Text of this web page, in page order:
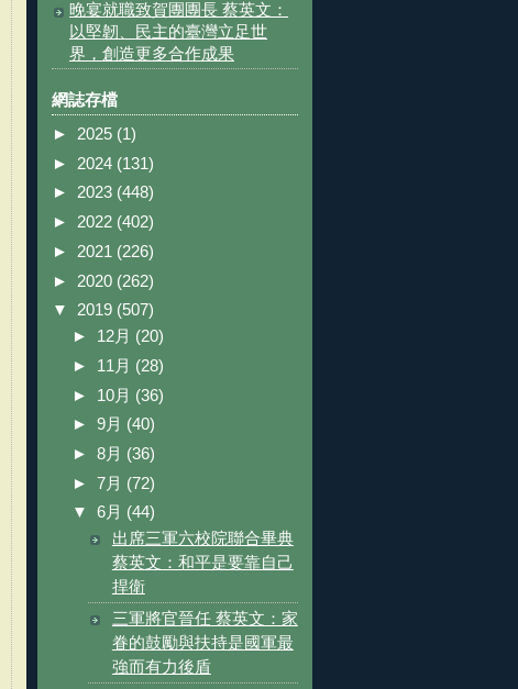
晚宴就職致賀團團長 蔡英文：
以堅韌、民主的臺灣立足世
界，創造更多合作成果
網誌存檔
► 2025 (1)
► 2024 (131)
► 2023 (448)
► 2022 (402)
► 2021 (226)
► 2020 (262)
▼ 2019 (507)
► 12月 (20)
► 11月 (28)
► 10月 (36)
► 9月 (40)
► 8月 (36)
► 7月 (72)
▼ 6月 (44)
出席三軍六校院聯合畢典
蔡英文：和平是要靠自己
捍衛
三軍將官晉任 蔡英文：家
眷的鼓勵與扶持是國軍最
強而有力後盾